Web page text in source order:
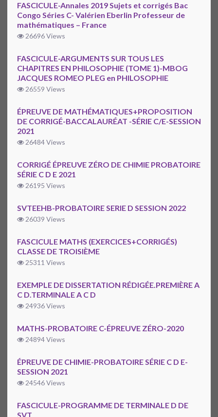
FASCICULE-Annales 2019 Sujets et corrigés Bac
Congo Séries C- Valérien Eberlin Professeur de
mathématiques – France
26696 Views
FASCICULE-ARGUMENTS SUR TOUS LES
CHAPITRES EN PHILOSOPHIE (TOME 1)-MBOG
JACQUES ROMEO PLEG en PHILOSOPHIE
26559 Views
ÉPREUVE DE MATHÉMATIQUES+PROPOSITION
DE CORRIGÉ-BACCALAURÉAT -SÉRIE C/E-SESSION
2021
26484 Views
CORRIGÉ ÉPREUVE ZÉRO DE CHIMIE PROBATOIRE
SÉRIE C D E 2021
26195 Views
SVTEEHB-PROBATOIRE SERIE D SESSION 2022
26039 Views
FASCICULE MATHS (EXERCICES+CORRIGÉS)
CLASSE DE TROISIÈME
25311 Views
EXEMPLE DE DISSERTATION RÉDIGÉE.PREMIÈRE A
C D.TERMINALE A C D
24936 Views
MATHS-PROBATOIRE C-ÉPREUVE ZÉRO-2020
24894 Views
ÉPREUVE DE CHIMIE-PROBATOIRE SÉRIE C D E-
SESSION 2021
24546 Views
FASCICULE-PROGRAMME DE TERMINALE D DE
SVT